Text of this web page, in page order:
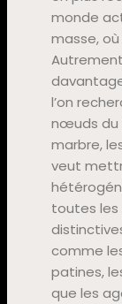
monde
masse,
l’on
nœuds du
marbre,
veut
toutes
comme
patines,
que les